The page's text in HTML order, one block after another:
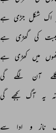
اک شکل جڑی ہے
کی گھڑی
ہے
میں کھڑی ہے
آن لگے
گی
نہ یہ آگ بجھے گی
ناز و ادا
سے